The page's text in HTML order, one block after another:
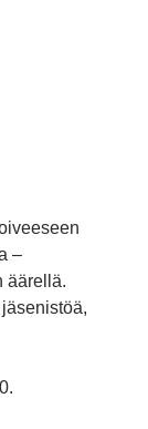
–
äärellä.